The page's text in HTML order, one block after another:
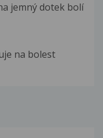
jemný dotek bolí
na bolest